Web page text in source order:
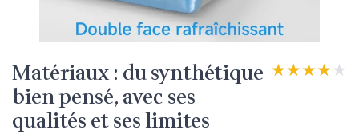
Matériaux : du synthétique
bien pensé, avec ses
qualités et ses limites
★★★★★
★★★★★